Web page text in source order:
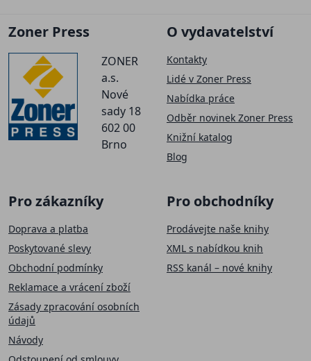
Zoner Press
ZONER
a.s.
Nové
sady 18
602 00
Brno
O vydavatelství
Kontakty
Lidé v Zoner Press
Nabídka práce
Odběr novinek Zoner Press
Knižní katalog
Blog
Pro zákazníky
Doprava a platba
Poskytované slevy
Obchodní podmínky
Reklamace a vrácení zboží
Zásady zpracování osobních
údajů
Návody
Pro obchodníky
Prodávejte naše knihy
XML s nabídkou knih
RSS kanál – nové knihy